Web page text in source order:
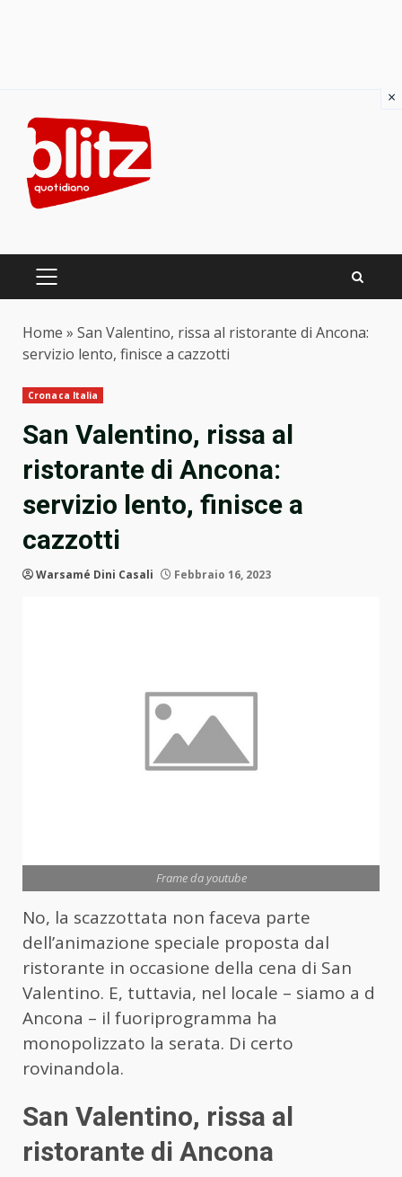
content
PRIMARY
Home » San Valentino, rissa al ristorante di Ancona:
servizio lento, finisce a cazzotti
Cronaca Italia
San Valentino, rissa al
ristorante di Ancona:
servizio lento, finisce a
cazzotti
Warsamé Dini Casali Febbraio 16, 2023
Frame da youtube
No, la scazzottata non faceva parte
dell’animazione speciale proposta dal
ristorante in occasione della cena di San
Valentino. E, tuttavia, nel locale – siamo a d
Ancona – il fuoriprogramma ha
monopolizzato la serata. Di certo
rovinandola.
San Valentino, rissa al
ristorante di Ancona
×